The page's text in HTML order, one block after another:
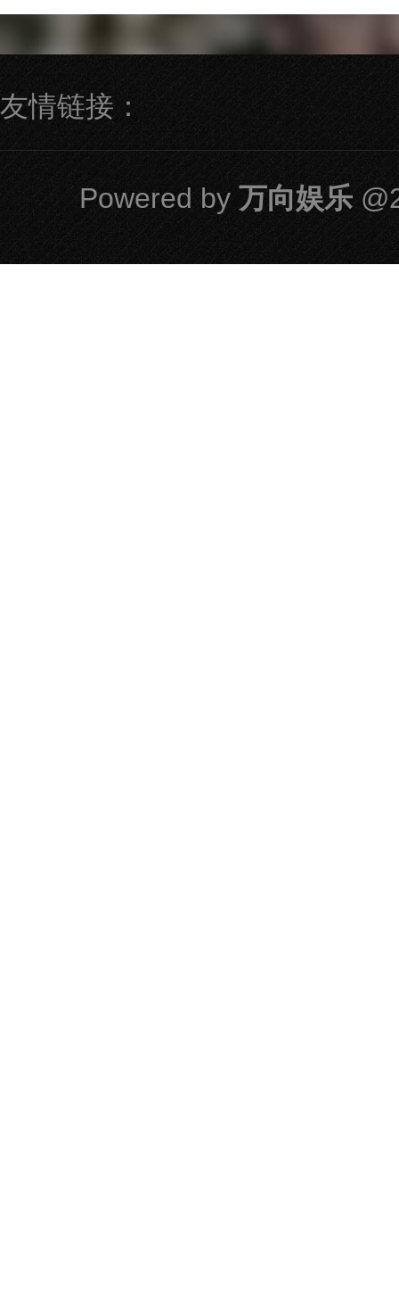
友情链接：
Powered by 万向娱乐